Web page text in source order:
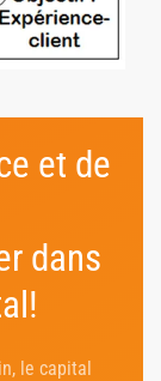
et de
dans
le capital